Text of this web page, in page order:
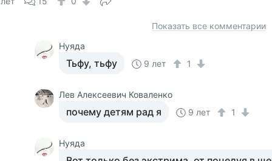
Показать все комментарии
Нуяда
Тьфу, тьфу 9 лет 1
Лев Алексеевич Коваленко
почему детям рад я 9 лет 1
Нуяда